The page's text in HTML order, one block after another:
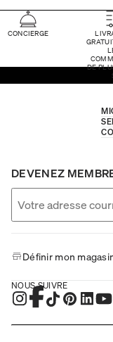
CONCIERGE
DE
DEVENEZ
Définir mon
NOUS SUIVRE